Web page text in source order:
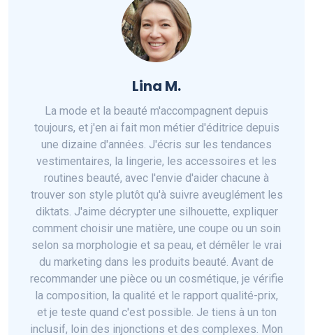
Lina M.
La mode et la beauté m'accompagnent depuis
toujours, et j'en ai fait mon métier d'éditrice depuis
une dizaine d'années. J'écris sur les tendances
vestimentaires, la lingerie, les accessoires et les
routines beauté, avec l'envie d'aider chacune à
trouver son style plutôt qu'à suivre aveuglément les
diktats. J'aime décrypter une silhouette, expliquer
comment choisir une matière, une coupe ou un soin
selon sa morphologie et sa peau, et démêler le vrai
du marketing dans les produits beauté. Avant de
recommander une pièce ou un cosmétique, je vérifie
la composition, la qualité et le rapport qualité-prix,
et je teste quand c'est possible. Je tiens à un ton
inclusif, loin des injonctions et des complexes. Mon